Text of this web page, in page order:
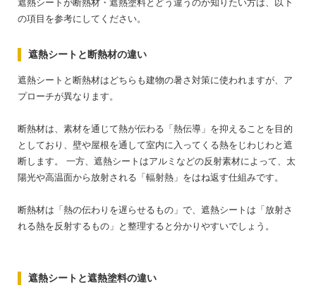
遮熱シートが断熱材・遮熱塗料とどう違うのか知りたい方は、以下
の項目を参考にしてください。
遮熱シートと断熱材の違い
遮熱シートと断熱材はどちらも建物の暑さ対策に使われますが、ア
プローチが異なります。
断熱材は、素材を通じて熱が伝わる「熱伝導」を抑えることを目的
としており、壁や屋根を通して室内に入ってくる熱をじわじわと遮
断します。
一方、遮熱シートはアルミなどの反射素材によって、太
陽光や高温面から放射される「輻射熱」をはね返す仕組みです。
断熱材は「熱の伝わりを遅らせるもの」で、遮熱シートは「放射さ
れる熱を反射するもの」と整理すると分かりやすいでしょう。
遮熱シートと遮熱塗料の違い